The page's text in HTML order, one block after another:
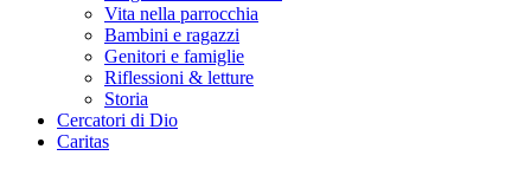
Vita nella parrocchia
Bambini e ragazzi
Genitori e famiglie
Riflessioni & letture
Storia
Cercatori di Dio
Caritas